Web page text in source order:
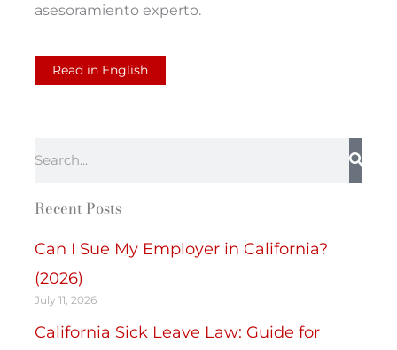
asesoramiento experto.
Read in English
Recent Posts
Can I Sue My Employer in California?
(2026)
July 11, 2026
California Sick Leave Law: Guide for